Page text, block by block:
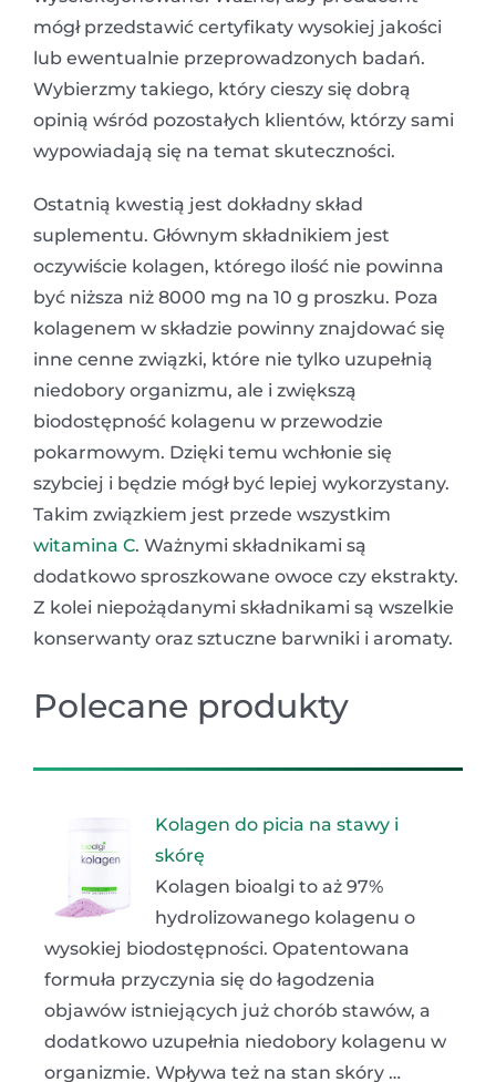
mógł przedstawić certyfikaty wysokiej jakości
lub ewentualnie przeprowadzonych badań.
Wybierzmy takiego, który cieszy się dobrą
opinią wśród pozostałych klientów, którzy sami
wypowiadają się na temat skuteczności.
Ostatnią kwestią jest dokładny skład
suplementu. Głównym składnikiem jest
oczywiście kolagen, którego ilość nie powinna
być niższa niż 8000 mg na 10 g proszku. Poza
kolagenem w składzie powinny znajdować się
inne cenne związki, które nie tylko uzupełnią
niedobory organizmu, ale i zwiększą
biodostępność kolagenu w przewodzie
pokarmowym. Dzięki temu wchłonie się
szybciej i będzie mógł być lepiej wykorzystany.
Takim związkiem jest przede wszystkim
witamina C. Ważnymi składnikami są
dodatkowo sproszkowane owoce czy ekstrakty.
Z kolei niepożądanymi składnikami są wszelkie
konserwanty oraz sztuczne barwniki i aromaty.
Polecane produkty
Kolagen do picia na stawy i
skórę
Kolagen bioalgi to aż 97%
hydrolizowanego kolagenu o
wysokiej biodostępności. Opatentowana
formuła przyczynia się do łagodzenia
objawów istniejących już chorób stawów, a
dodatkowo uzupełnia niedobory kolagenu w
organizmie. Wpływa też na stan skóry …